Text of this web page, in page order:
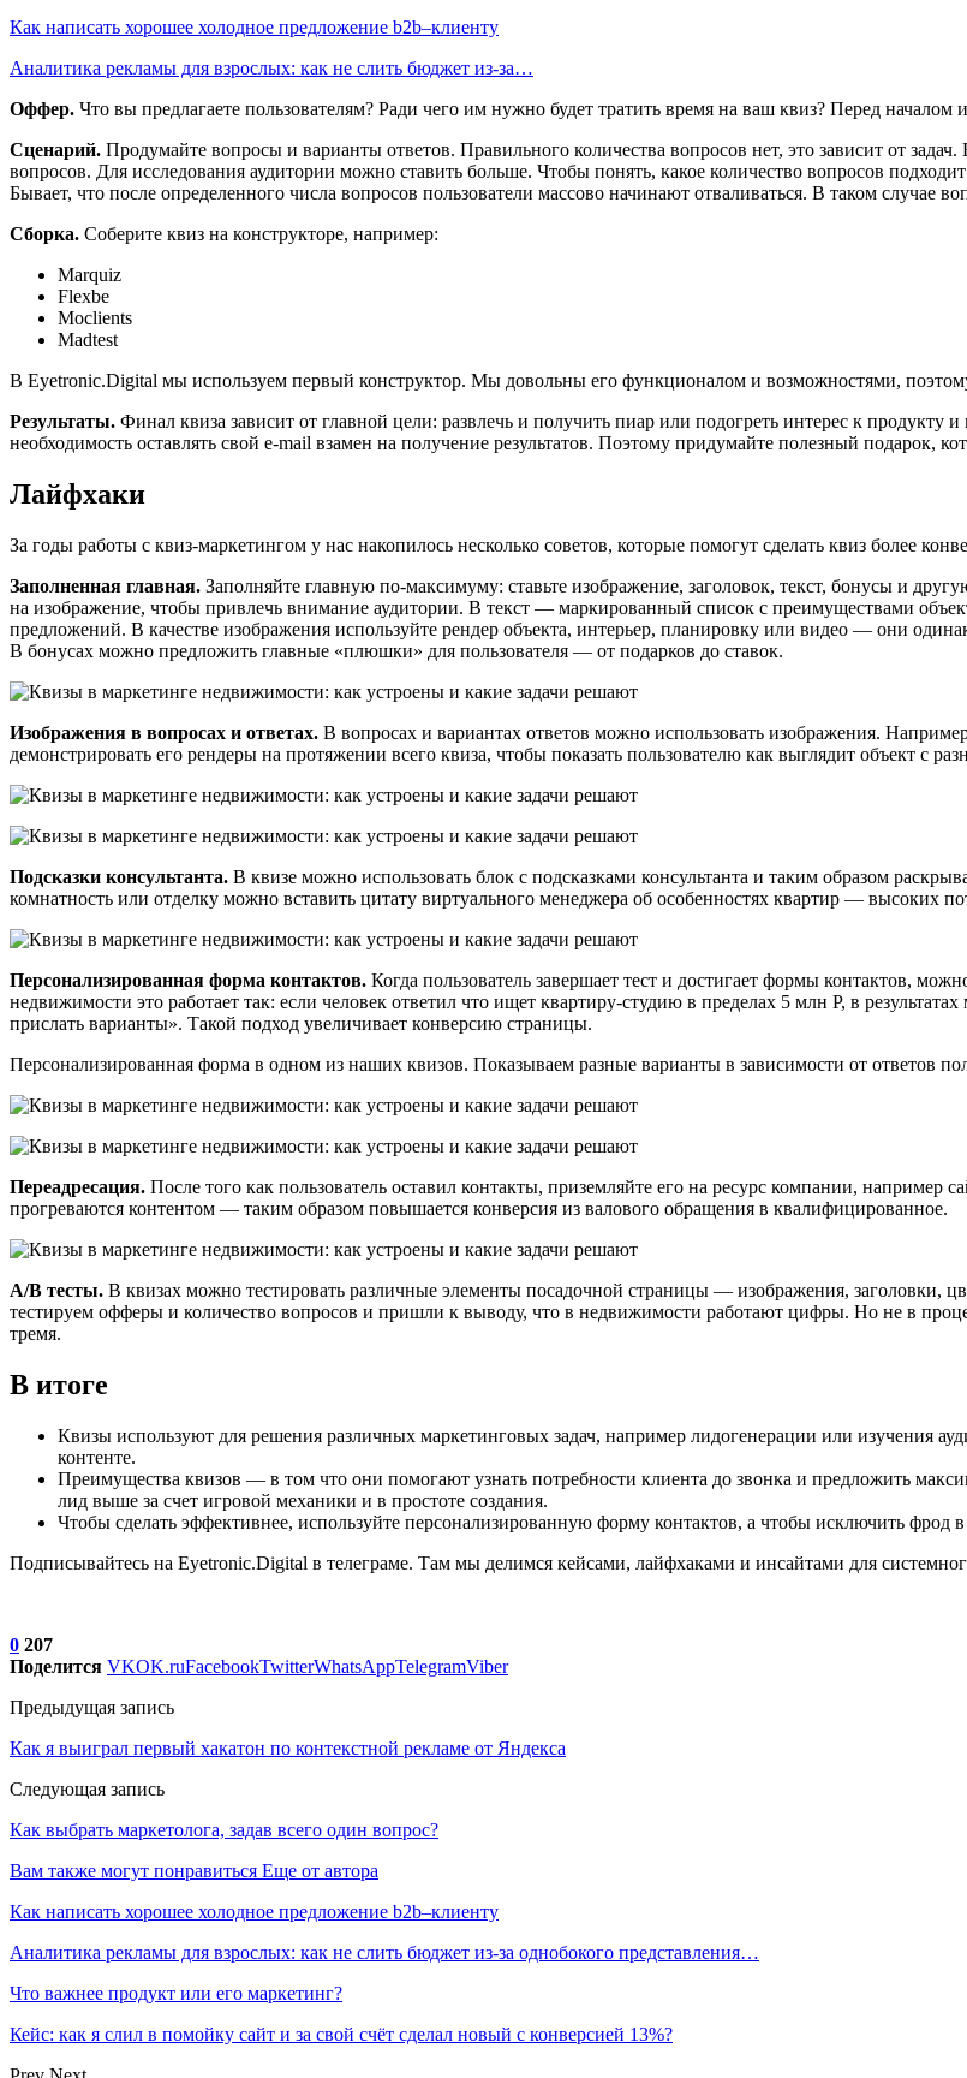
Как написать хорошее холодное предложение b2b–клиенту
Аналитика рекламы для взрослых: как не слить бюджет из-за…
Оффер. Что вы предлагаете пользователям? Ради чего им нужно будет тратить время на ваш квиз? Перед
Сценарий. Продумайте вопросы и варианты ответов. Правильного количества вопросов нет, это зависит от
вопросов. Для исследования аудитории можно ставить больше. Чтобы понять, какое количество вопросов
Бывает, что после определенного числа вопросов пользователи массово начинают отваливаться. В таком случае
Сборка. Соберите квиз на конструкторе, например:
Marquiz
Flexbe
Moclients
Madtest
В Eyetronic.Digital мы используем первый конструктор. Мы довольны его функционалом и возможностями,
Результаты. Финал квиза зависит от главной цели: развлечь и получить пиар или подогреть интерес к
необходимость оставлять свой e-mail взамен на получение результатов. Поэтому придумайте полезный подарок,
Лайфхаки
За годы работы с квиз-маркетингом у нас накопилось несколько советов, которые помогут сделать квиз более
Заполненная главная. Заполняйте главную по-максимуму: ставьте изображение, заголовок, текст, бонусы и
на изображение, чтобы привлечь внимание аудитории. В текст — маркированный список с преимуществами
предложений. В качестве изображения используйте рендер объекта, интерьер, планировку или видео — они
В бонусах можно предложить главные «плюшки» для пользователя — от подарков до ставок.
Изображения в вопросах и ответах. В вопросах и вариантах ответов можно использовать изображения.
демонстрировать его рендеры на протяжении всего квиза, чтобы показать пользователю как выглядит объект с
Подсказки консультанта. В квизе можно использовать блок с подсказками консультанта и таким образом
комнатность или отделку можно вставить цитату виртуального менеджера об особенностях квартир — высоких
Персонализированная форма контактов. Когда пользователь завершает тест и достигает формы контактов,
недвижимости это работает так: если человек ответил что ищет квартиру-студию в пределах 5 млн Р, в
прислать варианты». Такой подход увеличивает конверсию страницы.
Персонализированная форма в одном из наших квизов. Показываем разные варианты в зависимости от ответов
Переадресация. После того как пользователь оставил контакты, приземляйте его на ресурс компании,
прогреваются контентом — таким образом повышается конверсия из валового обращения в квалифицированное.
А/В тесты. В квизах можно тестировать различные элементы посадочной страницы — изображения, заголовки,
тестируем офферы и количество вопросов и пришли к выводу, что в недвижимости работают цифры. Но не в
тремя.
В итоге
Квизы используют для решения различных маркетинговых задач, например лидогенерации или изучения
контенте.
Преимущества квизов — в том что они помогают узнать потребности клиента до звонка и предложить
лид выше за счет игровой механики и в простоте создания.
Чтобы сделать эффективнее, используйте персонализированную форму контактов, а чтобы исключить
Подписывайтесь на Eyetronic.Digital в телеграме. Там мы делимся кейсами, лайфхаками и инсайтами для
0 207
Поделится VKOK.ruFacebookTwitterWhatsAppTelegramViber
Предыдущая запись
Как я выиграл первый хакатон по контекстной рекламе от Яндекса
Следующая запись
Как выбрать маркетолога, задав всего один вопрос?
Вам также могут понравиться Еще от автора
Как написать хорошее холодное предложение b2b–клиенту
Аналитика рекламы для взрослых: как не слить бюджет из-за однобокого представления…
Что важнее продукт или его маркетинг?
Кейс: как я слил в помойку сайт и за свой счёт сделал новый с конверсией 13%?